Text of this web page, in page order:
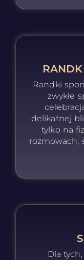
Randki
zwykłe
delikatnej
tylko na
rozmowach,
Dla